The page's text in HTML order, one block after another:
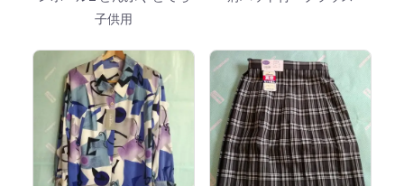
子供用